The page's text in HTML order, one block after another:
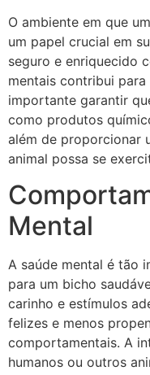
O ambiente em que
um papel crucial em
seguro e enriquecido
mentais contribui
importante garantir
como produtos
além de proporcionar
animal possa se
Mental
A saúde mental é tão
para um bicho
carinho e estímulos
felizes e menos
comportamentais. A
humanos ou outros